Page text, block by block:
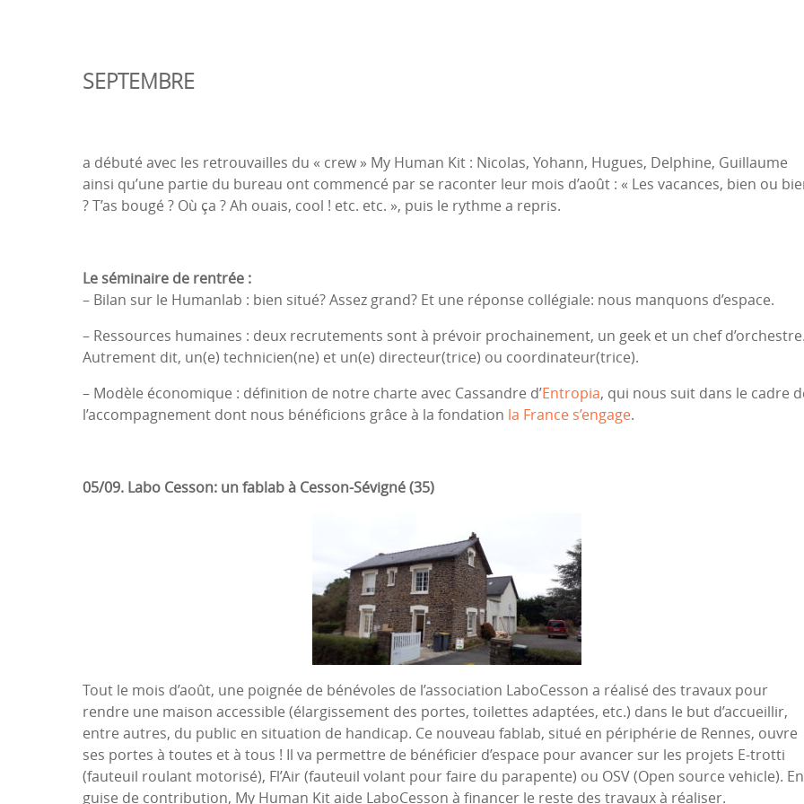
SEPTEMBRE
a débuté avec les retrouvailles du « crew » My Human Kit : Nicolas, Yohann, Hugues, Delphine, Guillaume
ainsi qu’une partie du bureau ont commencé par se raconter leur mois d’août : « Les vacances, bien ou
? T’as bougé ? Où ça ? Ah ouais, cool ! etc. etc. », puis le rythme a repris.
Le séminaire de rentrée :
– Bilan sur le Humanlab : bien situé? Assez grand? Et une réponse collégiale: nous manquons d’espace.
– Ressources humaines : deux recrutements sont à prévoir prochainement, un geek et un chef d’orchestre.
Autrement dit, un(e) technicien(ne) et un(e) directeur(trice) ou coordinateur(trice).
– Modèle économique : définition de notre charte avec Cassandre d’Entropia, qui nous suit dans le cadre
l’accompagnement dont nous bénéficions grâce à la fondation la France s’engage.
05/09. Labo Cesson: unfablabà Cesson-Sévigné (35)
Tout le mois d’août, une poignée de bénévoles de l’association LaboCesson a réalisé des travaux pour
rendre une maison accessible (élargissement des portes, toilettes adaptées, etc.) dans le but d’accueillir,
entre autres, du public en situation de handicap. Ce nouveau fablab, situé en périphérie de Rennes, ouvre
ses portes à toutes et à tous ! Il va permettre de bénéficier d’espace pour avancer sur les projets E-trotti
(fauteuil roulant motorisé), Fl’Air (fauteuil volant pour faire du parapente) ou OSV (Open source vehicle). En
guise de contribution, My Human Kit aide LaboCesson à financer le reste des travaux à réaliser.